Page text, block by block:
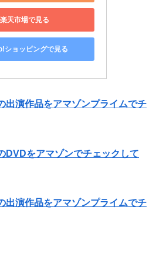
楽天市場で見る
ショッピングで見る
出演作品をアマゾンプライムでチ
DVDをアマゾンでチェックして
出演作品をアマゾンプライムでチ